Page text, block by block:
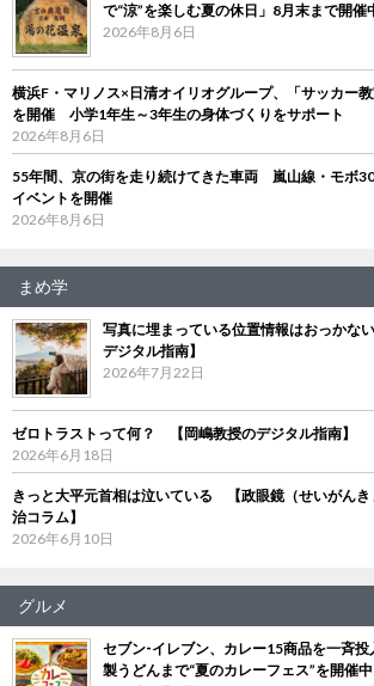
で“涼”を楽しむ夏の休日」8月末まで開催
2026年8月6日
横浜F・マリノス×日清オイリオグループ、「サッカー教
を開催 小学1年生～3年生の身体づくりをサポート
2026年8月6日
55年間、京の街を走り続けてきた車両 嵐山線・モボ
イベントを開催
2026年8月6日
まめ学
写真に埋まっている位置情報はおっかな
デジタル指南】
2026年7月22日
ゼロトラストって何？ 【岡嶋教授のデジタル指南】
2026年6月18日
きっと大平元首相は泣いている 【政眼鏡（せいがんき
治コラム】
2026年6月10日
グルメ
セブン‐イレブン、カレー15商品を一斉
製うどんまで“夏のカレーフェス”を開催中